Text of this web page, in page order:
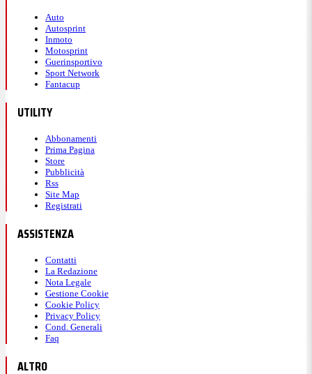
Auto
Autosprint
Inmoto
Motosprint
Guerinsportivo
Sport Network
Fantacup
UTILITY
Abbonamenti
Prima Pagina
Store
Pubblicità
Rss
Site Map
Registrati
ASSISTENZA
Contatti
La Redazione
Nota Legale
Gestione Cookie
Cookie Policy
Privacy Policy
Cond. Generali
Faq
ALTRO